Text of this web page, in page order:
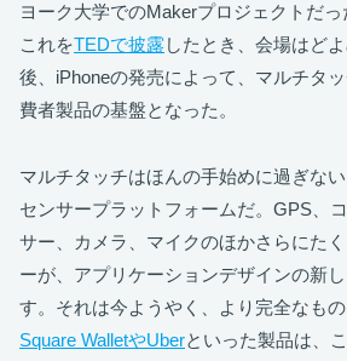
ヨーク大学でのMakerプロジェクトだ
これをTEDで披露したとき、会場はど
後、iPhoneの発売によって、マルチタ
費者製品の基盤となった。
マルチタッチはほんの手始めに過ぎな
センサープラットフォームだ。GPS、
サー、カメラ、マイクのほかさらにた
ーが、アプリケーションデザインの新
す。それは今ようやく、より完全なもの
Square WalletやUberといった製品は、